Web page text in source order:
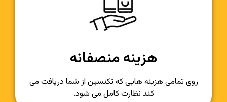
هزینه منصفانه
روی تمامی هزینه هایی که تکنسین از شما دریافت می
کند نظارت کامل می شود.